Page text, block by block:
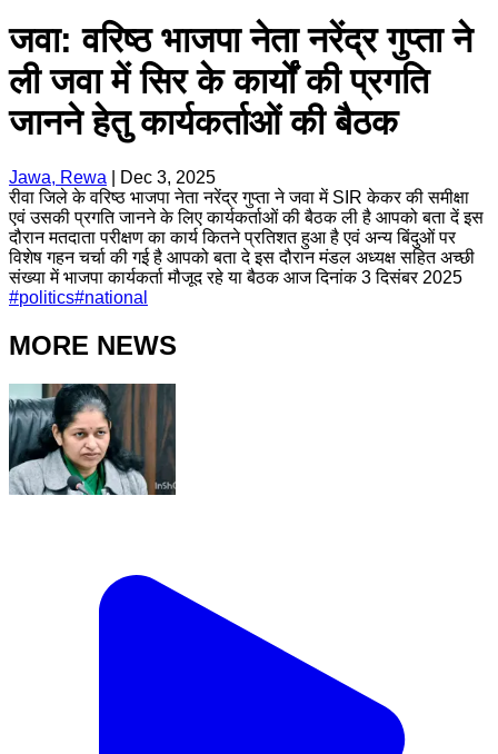
जवा: वरिष्ठ भाजपा नेता नरेंद्र गुप्ता ने
ली जवा में सिर के कार्यों की प्रगति
जानने हेतु कार्यकर्ताओं की बैठक
Jawa, Rewa
Dec 3, 2025
रीवा जिले के वरिष्ठ भाजपा नेता नरेंद्र गुप्ता ने जवा में SIR केकर की समीक्षा
एवं उसकी प्रगति जानने के लिए कार्यकर्ताओं की बैठक ली है आपको बता दें इस
दौरान मतदाता परीक्षण का कार्य कितने प्रतिशत हुआ है एवं अन्य बिंदुओं पर
विशेष गहन चर्चा की गई है आपको बता दे इस दौरान मंडल अध्यक्ष सहित अच्छी
संख्या में भाजपा कार्यकर्ता मौजूद रहे या बैठक आज दिनांक 3 दिसंबर 2025
#politics#national
MORE NEWS